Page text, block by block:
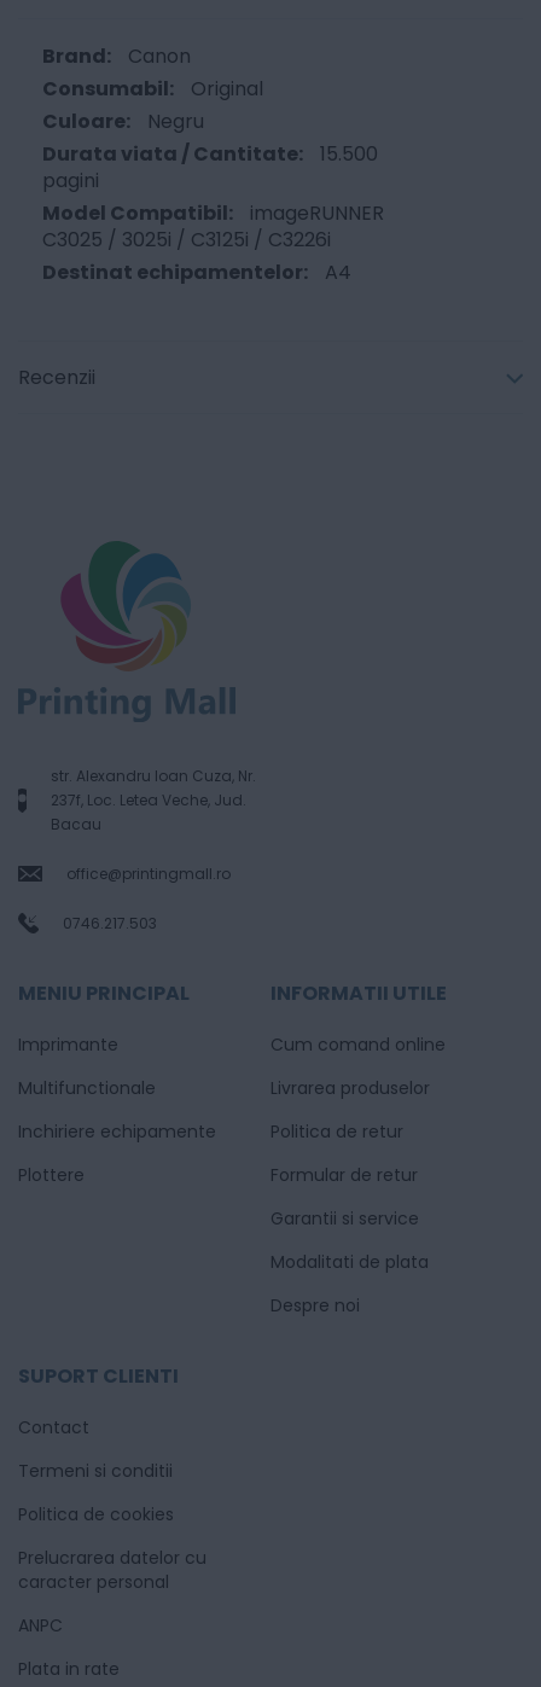
Canon
Original
Negru
15.500
pagini
imageRUNNER
C3025 / 3025i / C3125i / C3226i
A4
Recenzii
str. Alexandru Ioan Cuza, Nr.
237f, Loc. Letea Veche, Jud.
Bacau
office@printingmall.ro
0746.217.503
MENIU PRINCIPAL
Imprimante
Multifunctionale
Inchiriere echipamente
Plottere
INFORMATII UTILE
Cum comand online
Livrarea produselor
Politica de retur
Formular de retur
Garantii si service
Modalitati de plata
Despre noi
SUPORT CLIENTI
Contact
Termeni si conditii
Politica de cookies
Prelucrarea datelor cu
caracter personal
ANPC
Plata in rate